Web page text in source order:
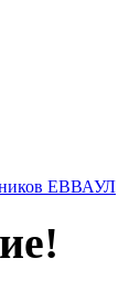
ЕВВАУЛ